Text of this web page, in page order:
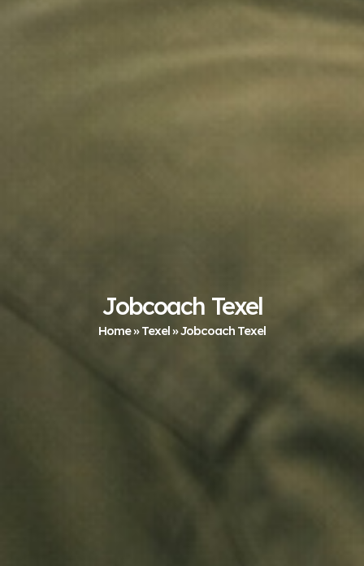
Jobcoach Texel
Home»Texel»Jobcoach Texel